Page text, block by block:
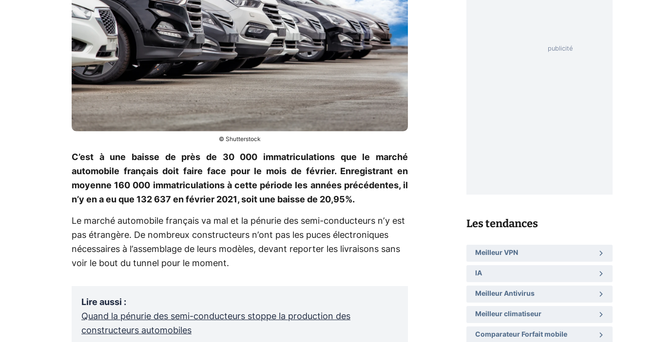
© Shutterstock
C’est à une baisse de près de 30 000 immatriculations que le marché
automobile français doit faire face pour le mois de février. Enregistrant en
moyenne 160 000 immatriculations à cette période les années précédentes, il
n’y en a eu que 132 637 en février 2021, soit une baisse de 20,95%.
Le marché automobile français va mal et la pénurie des semi-conducteurs n’y est
pas étrangère. De nombreux constructeurs n’ont pas les puces électroniques
nécessaires à l’assemblage de leurs modèles, devant reporter les livraisons sans
voir le bout du tunnel pour le moment.
Lire aussi :
Quand la pénurie des semi-conducteurs stoppe la production des
constructeurs automobiles
Les tendances
Meilleur VPN
IA
Meilleur Antivirus
Meilleur climatiseur
Comparateur Forfait mobile